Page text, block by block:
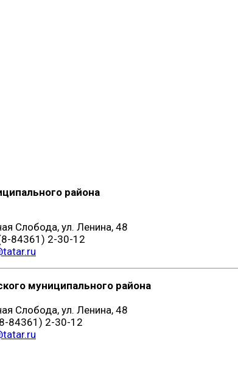
района
Слобода, ул. Ленина, 48
84361) 2-30-12
муниципального района
Слобода, ул. Ленина, 48
84361) 2-30-12